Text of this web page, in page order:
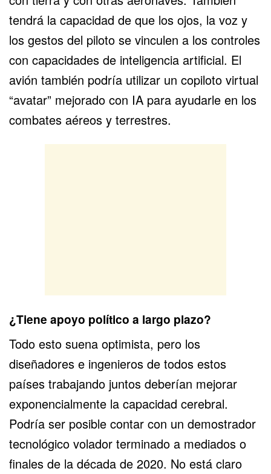
tendrá la capacidad de que los ojos, la voz y
los gestos del piloto se vinculen a los controles
con capacidades de inteligencia artificial. El
avión también podría utilizar un copiloto virtual
“avatar” mejorado con IA para ayudarle en los
combates aéreos y terrestres.
¿Tiene apoyo político a largo plazo?
Todo esto suena optimista, pero los
diseñadores e ingenieros de todos estos
países trabajando juntos deberían mejorar
exponencialmente la capacidad cerebral.
Podría ser posible contar con un demostrador
tecnológico volador terminado a mediados o
finales de la década de 2020. No está claro